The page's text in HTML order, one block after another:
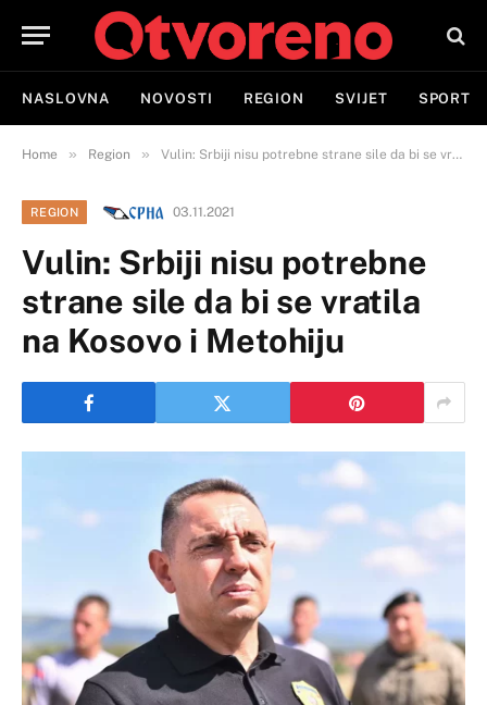
NASLOVNA NOVOSTI REGION SVIJET SPORT
Home » Region » Vulin: Srbiji nisu potrebne strane sile da bi se vratila na Kosovo i Metohiju
REGION 03.11.2021
Vulin: Srbiji nisu potrebne
strane sile da bi se vratila
na Kosovo i Metohiju